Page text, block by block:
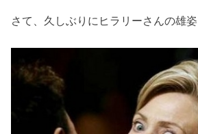
さて、久しぶりにヒラリーさんの雄姿